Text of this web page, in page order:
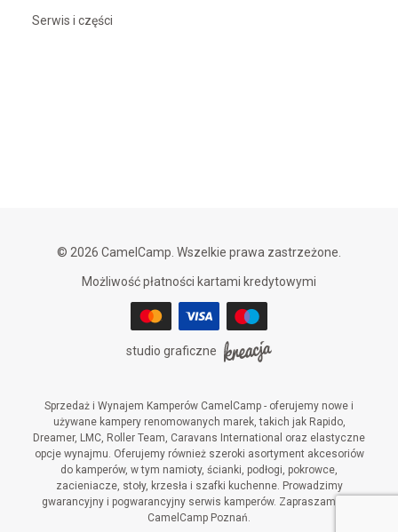
Serwis i części
© 2026 CamelCamp. Wszelkie prawa zastrzeżone.
Możliwość płatności kartami kredytowymi
studio graficzne
Sprzedaż i Wynajem Kamperów CamelCamp - oferujemy nowe i
używane kampery renomowanych marek, takich jak Rapido,
Dreamer, LMC, Roller Team, Caravans International oraz elastyczne
opcje wynajmu. Oferujemy również szeroki asortyment akcesoriów
do kamperów, w tym namioty, ścianki, podłogi, pokrowce,
zacieniacze, stoły, krzesła i szafki kuchenne. Prowadzimy
gwarancyjny i pogwarancyjny serwis kamperów. Zapraszamy do
CamelCamp Poznań.